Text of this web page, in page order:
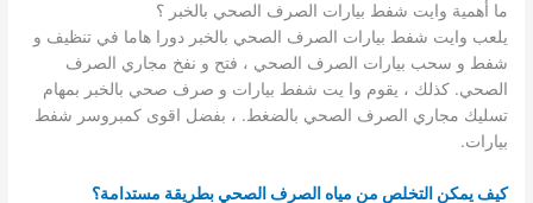
ما أهمية وايت شفط بيارات الصرف الصحي بالخبر ؟
يلعب وايت شفط بيارات الصرف الصحي بالخبر دورا هاما في تنظيف و
شفط و سحب بيارات الصرف الصحي ، فتح و نفخ مجاري الصرف
الصحي. كذلك ، يقوم وا يت شفط بيارات و صرف صحي بالخبر بمهام
تسليك مجاري الصرف الصحي بالضغط. ، بفضل اقوى كمبروسر شفط
بيارات.
كيف يمكن التخلص من مياه الصرف الصحي بطريقة مستدامة؟